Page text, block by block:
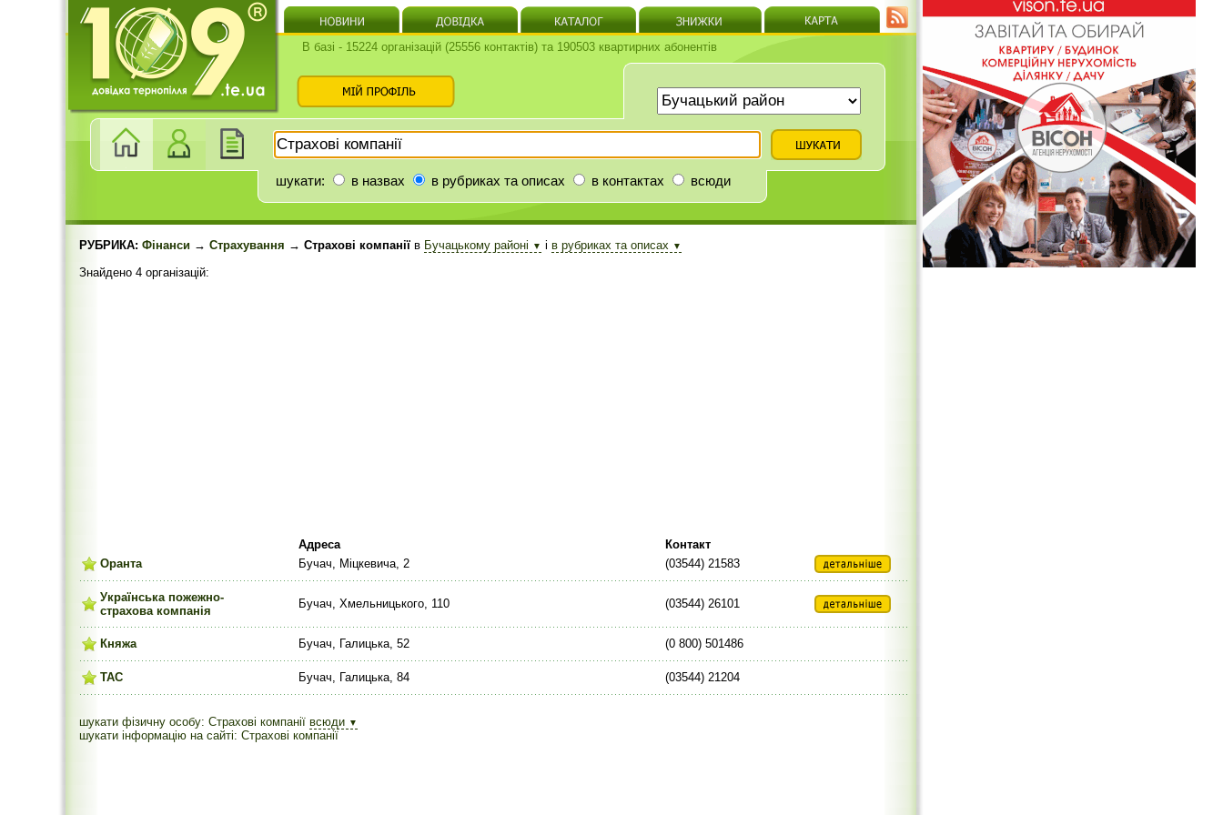
В базі - 15224 організацій (25556 контактів) та 190503 квартирних абонентів
шукати: в назвах в рубриках та описах в контактах всюди
РУБРИКА: Фінанси → Страхування → Страхові компанії в Бучацькому районі ▼ і в рубриках та описах ▼
Знайдено 4 організацій:
Адреса
Контакт
Оранта
Бучач, Міцкевича, 2 (03544) 21583
Українська пожежно-
страхова компанія
Бучач, Хмельницького, 110 (03544) 26101
Княжа Бучач, Галицька, 52 (0 800) 501486
ТАС Бучач, Галицька, 84 (03544) 21204
шукати фізичну особу: Страхові компанії всюди ▼
шукати інформацію на сайті: Страхові компанії